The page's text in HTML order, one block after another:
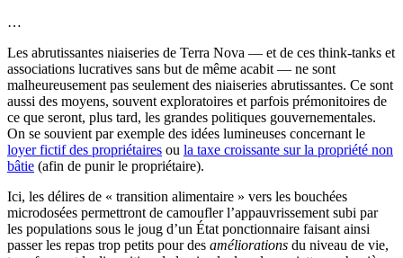
…
Les abrutissantes niaiseries de Terra Nova — et de ces think-tanks et
associations lucratives sans but de même acabit — ne sont
malheureusement pas seulement des niaiseries abrutissantes. Ce sont
aussi des moyens, souvent exploratoires et parfois prémonitoires de
ce que seront, plus tard, les grandes politiques gouvernementales.
On se souvient par exemple des idées lumineuses concernant le
loyer fictif des propriétaires ou la taxe croissante sur la propriété non
bâtie (afin de punir le propriétaire).
Ici, les délires de « transition alimentaire » vers les bouchées
microdosées permettront de camoufler l’appauvrissement subi par
les populations sous le joug d’un État ponctionnaire faisant ainsi
passer les repas trop petits pour des améliorations du niveau de vie,